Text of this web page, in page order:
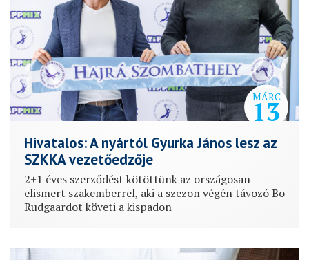
MÁRC
13
Hivatalos: A nyártól Gyurka János lesz az
SZKKA vezetőedzője
2+1 éves szerződést kötöttünk az országosan
elismert szakemberrel, aki a szezon végén távozó Bo
Rudgaardot követi a kispadon